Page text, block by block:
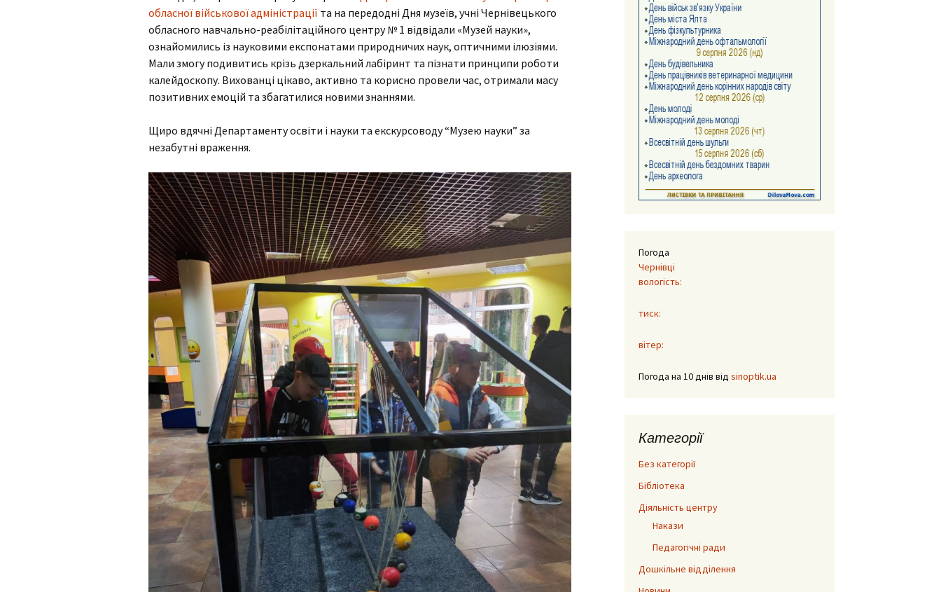
порушеннями
МО вчителів трудового
навчання,
образотворчого
мистецтва та фізичного
виховання
вихователів початкових
класів
Методичне об’єднання
педагогів з навчання і
виховання учнів
початкових класів з
порушеннями
інтелектуального
розвитку
обласної військової адміністрації та на передодні Дня музеїв, учні Чернівецького
обласного навчально-реабілітаційного центру № 1 відвідали «Музей науки»,
ознайомились із науковими експонатами природничих наук, оптичними ілюзіями.
Мали змогу подивитись крізь дзеркальний лабіринт та пізнати принципи роботи
калейдоскопу. Вихованці цікаво, активно та корисно провели час, отримали масу
позитивних емоцій та збагатилися новими знаннями.
Щиро вдячні Департаменту освіти і науки та екскурсоводу “Музею науки” за
незабутні враження.
Погода
Чернівці
вологість:
тиск:
вітер:
Погода на 10 днів від sinoptik.ua
Категорії
Без категорії
Бібліотека
Діяльність центру
Накази
Педагогічні ради
Дошкільне відділення